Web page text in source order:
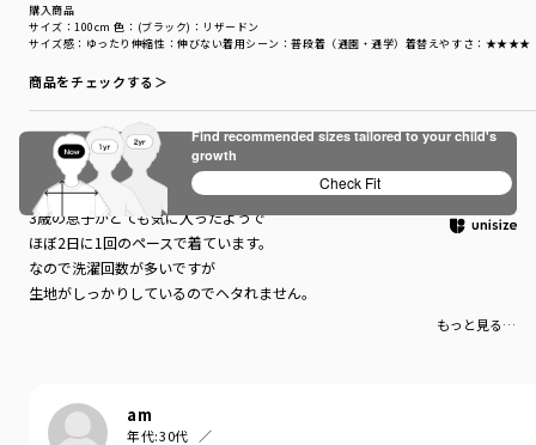
購入商品
サイズ感 ：ゆったり 伸縮性 ：伸びない着用シーン ：普段着（通園・通学） 着替えやすさ ：★★★★
サイズ：100cm 色：(ブラック)：リザードン
商品をチェックする＞
息子大満足
3歳の息子がとても気に入ったようで
ほぼ2日に1回のペースで着ています。
なので洗濯回数が多いですが
生地がしっかりしているのでヘタれません。
もっと見る…
am
年代:30代
Find recommended sizes tailored to your child's
growth
Check Fit